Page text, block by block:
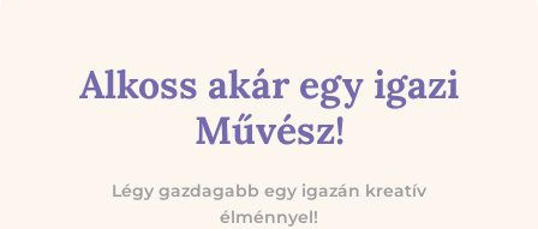
Alkoss akár egy igazi
Művész!
Légy gazdagabb egy igazán kreatív
élménnyel!